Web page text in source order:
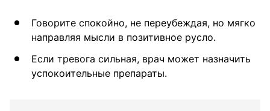
Говорите спокойно, не переубеждая, но мягко
направляя мысли в позитивное русло.
Если тревога сильная, врач может назначить
успокоительные препараты.